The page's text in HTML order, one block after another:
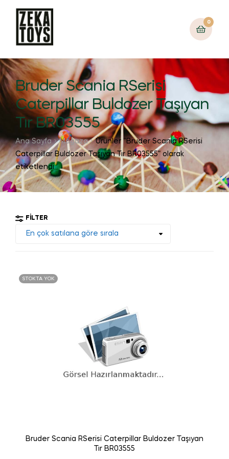
0
Bruder Scania RSerisi
Caterpillar Buldozer Taşıyan
Tır BR03555
Ana Sayfa Mağaza
Ürünler “Bruder Scania RSerisi
Caterpillar Buldozer Taşıyan Tır BR03555” olarak
etiketlendi
FILTER
STOKTA YOK
Bruder Scania RSerisi Caterpillar Buldozer Taşıyan
Tır BR03555